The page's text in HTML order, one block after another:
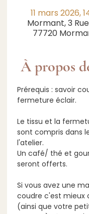
11 mars 2026,
Mormant, 3
77720
À propos
Prérequis : savoir
fermeture éclair.
Le tissu et la
sont compris dans
l'atelier.
Un café/ thé et
seront offerts.
Si vous avez une
coudre c'est mieux
(ainsi que votre